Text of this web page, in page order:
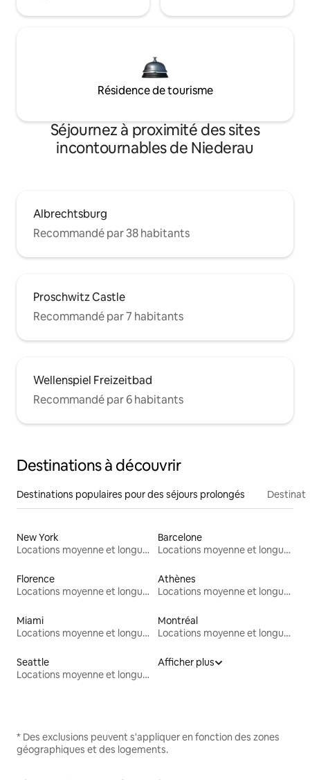
Résidence de tourisme
Séjournez à proximité des sites
incontournables de Niederau
Albrechtsburg
Recommandé par 38 habitants
Proschwitz Castle
Recommandé par 7 habitants
Wellenspiel Freizeitbad
Recommandé par 6 habitants
Destinations à découvrir
Destinations populaires pour des séjours prolongés
New York
Locations moyenne et longue durée
Barcelone
Locations moyenne et longue durée
Florence
Locations moyenne et longue durée
Athènes
Locations moyenne et longue durée
Miami
Locations moyenne et longue durée
Montréal
Locations moyenne et longue durée
Seattle
Locations moyenne et longue durée
Afficher plus
* Des exclusions peuvent s'appliquer en fonction des zones
géographiques et des logements.